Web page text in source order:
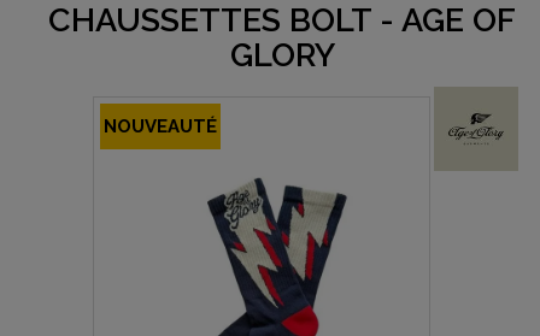
CHAUSSETTES BOLT - AGE OF
GLORY
NOUVEAUTÉ